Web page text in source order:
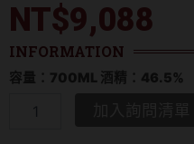
NT$9,088
INFORMATION
容量：700ML 酒精：46.5%